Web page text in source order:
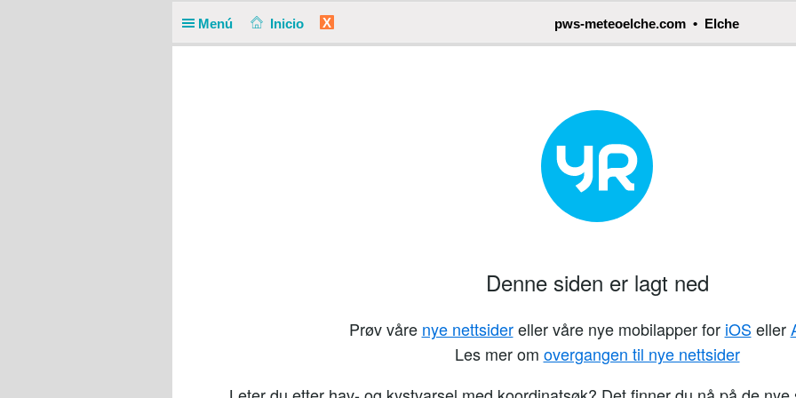
Menú Inicio X pws-meteoelche.com • Elche